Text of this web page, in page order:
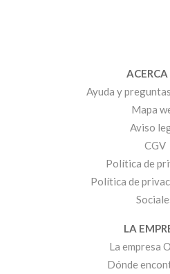
ACERCA
Ayuda y
Mapa
Aviso
CGV
Política de
Política de
LA
La empresa
Dónde